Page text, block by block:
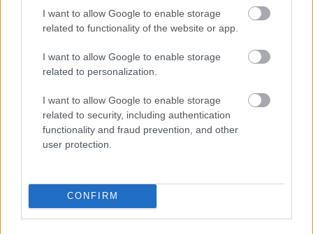
I want to allow Google to enable storage
related to functionality of the website or app.
I want to allow Google to enable storage
related to personalization.
I want to allow Google to enable storage
related to security, including authentication
functionality and fraud prevention, and other
user protection.
CONFIRM
TASTE OF TRANSYLVANIA 2026 – SZÉKELYFÖLD
ÍZEI A SKANZENBEN
ÉDESKESERŰ TURNÉ: ERDÉLYI KÖRÚTRA INDUL A
MAGYAR ÁLLAMI NÉPI EGYÜTTES